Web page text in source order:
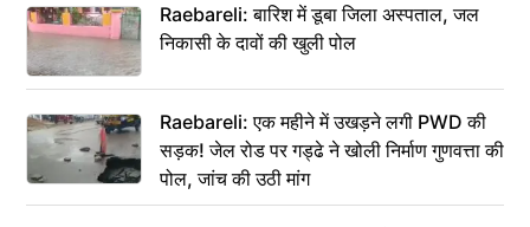
Raebareli: बारिश में डूबा जिला अस्पताल, जल
निकासी के दावों की खुली पोल
Raebareli: एक महीने में उखड़ने लगी PWD की
सड़क! जेल रोड पर गड्ढे ने खोली निर्माण गुणवत्ता की
पोल, जांच की उठी मांग